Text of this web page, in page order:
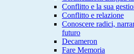
Conflitto e la sua
Conflitto e relazione
Conoscere radici,
futuro
Decameron
Fare Memoria